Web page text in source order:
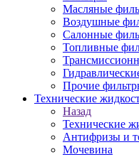
Масляные
Воздушные
Салонные
Топливные
Прочие
Технические
Назад
Технические
Антифризы и
Мочевина